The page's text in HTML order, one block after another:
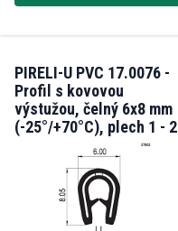
PIRELI-U PVC 17.0076 -
Profil s kovovou
výstužou, čelný 6x8 mm
(-25°/+70°C), plech 1 - 2